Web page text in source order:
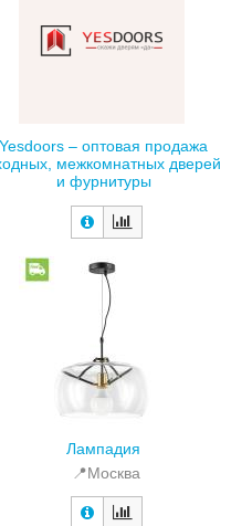
Yesdoors – оптовая продажа
межкомнатных дверей
и фурнитуры
Лампадия
📍Москва